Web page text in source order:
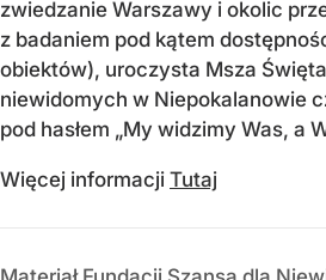
zwiedzanie Warszawy i okolic
z badaniem pod kątem
obiektów), uroczysta Msza
niewidomych w Niepokalanowie
pod hasłem „My widzimy Was, a
Więcej informacji Tutaj